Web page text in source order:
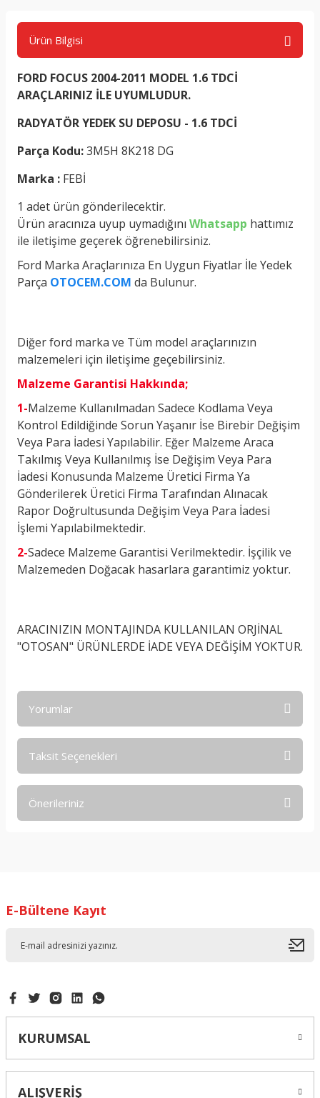
Ürün Bilgisi
FORD FOCUS 2004-2011 MODEL 1.6 TDCİ
ARAÇLARINIZ İLE UYUMLUDUR.
RADYATÖR YEDEK SU DEPOSU - 1.6 TDCİ
Parça Kodu:3M5H 8K218 DG
Marka : FEBİ
1 adet ürün gönderilecektir.
Ürün aracınıza uyup uymadığını Whatsapp hattımız
ile iletişime geçerek öğrenebilirsiniz.
Ford Marka Araçlarınıza En Uygun Fiyatlar İle Yedek
Parça OTOCEM.COM da Bulunur.
Diğer ford marka ve Tüm model araçlarınızın
malzemeleri için iletişime geçebilirsiniz.
Malzeme Garantisi Hakkında;
1-Malzeme Kullanılmadan Sadece Kodlama Veya
Kontrol Edildiğinde Sorun Yaşanır İse Birebir Değişim
Veya Para İadesi Yapılabilir. Eğer Malzeme Araca
Takılmış Veya Kullanılmış İse Değişim Veya Para
İadesi Konusunda Malzeme Üretici Firma Ya
Gönderilerek Üretici Firma Tarafından Alınacak
Rapor Doğrultusunda Değişim Veya Para İadesi
İşlemi Yapılabilmektedir.
2-Sadece Malzeme Garantisi Verilmektedir. İşçilik ve
Malzemeden Doğacak hasarlara garantimiz yoktur.
ARACINIZIN MONTAJINDA KULLANILAN ORJİNAL
"OTOSAN" ÜRÜNLERDE İADE VEYA DEĞİŞİM YOKTUR.
Yorumlar
Taksit Seçenekleri
Önerileriniz
Ürün resmi kalitesiz, bozuk veya görüntülenemiyor.
Bu ürüne benzer farklı alternatifler olmalı.
E-Bültene Kayıt
KURUMSAL
ALIŞVERİŞ